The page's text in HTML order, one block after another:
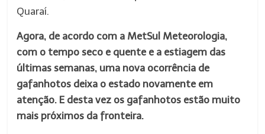
Quaraí.
Agora, de acordo com a MetSul Meteorologia,
com o tempo seco e quente e a estiagem das
últimas semanas, uma nova ocorrência de
gafanhotos deixa o estado novamente em
atenção. E desta vez os gafanhotos estão muito
mais próximos da fronteira.